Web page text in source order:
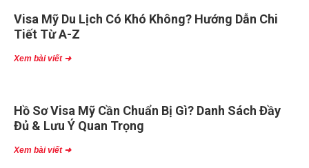
Visa Mỹ Du Lịch Có Khó Không? Hướng Dẫn Chi
Tiết Từ A-Z
Xem bài viết ➜
Hồ Sơ Visa Mỹ Cần Chuẩn Bị Gì? Danh Sách Đầy
Đủ & Lưu Ý Quan Trọng
Xem bài viết ➜